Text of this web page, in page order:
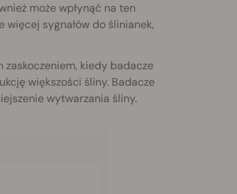
może wpłynąć na ten
sygnałów do ślinianek,
zaskoczeniem, kiedy badacze
większości śliny. Badacze
wytwarzania śliny.